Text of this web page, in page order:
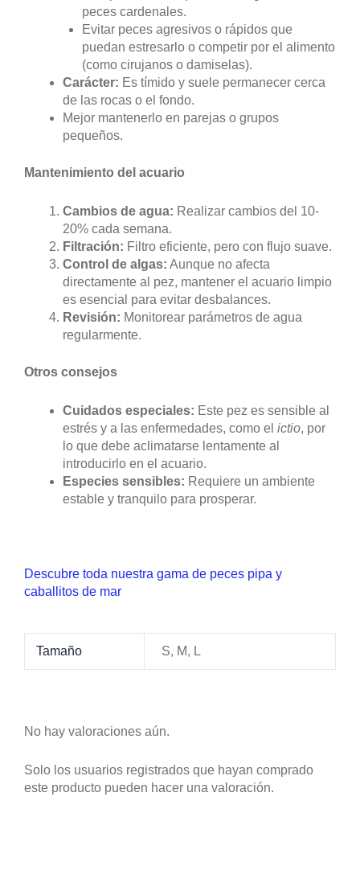
peces cardenales.
Evitar peces agresivos o rápidos que
puedan estresarlo o competir por el alimento
(como cirujanos o damiselas).
Carácter: Es tímido y suele permanecer cerca
de las rocas o el fondo.
Mejor mantenerlo en parejas o grupos
pequeños.
Mantenimiento del acuario
Cambios de agua: Realizar cambios del 10-
20% cada semana.
Filtración: Filtro eficiente, pero con flujo suave.
Control de algas: Aunque no afecta
directamente al pez, mantener el acuario limpio
es esencial para evitar desbalances.
Revisión: Monitorear parámetros de agua
regularmente.
Otros consejos
Cuidados especiales: Este pez es sensible al
estrés y a las enfermedades, como el ictio, por
lo que debe aclimatarse lentamente al
introducirlo en el acuario.
Especies sensibles: Requiere un ambiente
estable y tranquilo para prosperar.
Descubre toda nuestra gama de peces pipa y
caballitos de mar
Tamaño S, M, L
No hay valoraciones aún.
Solo los usuarios registrados que hayan comprado
este producto pueden hacer una valoración.